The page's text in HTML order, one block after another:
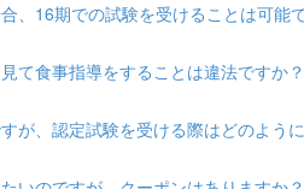
、16期での試験を受けることは可能
て食事指導をすることは違法ですか？
が、認定試験を受ける際はどのよう